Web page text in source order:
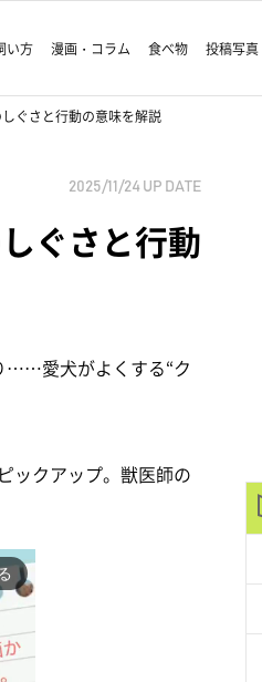
い方 漫画・コラム 食べ物 投稿写真
ぐさと行動の意味を解説
2025/11/24 UP DATE
ぐさと行動
……愛犬がよくする“ク
ックアップ。獣医師の